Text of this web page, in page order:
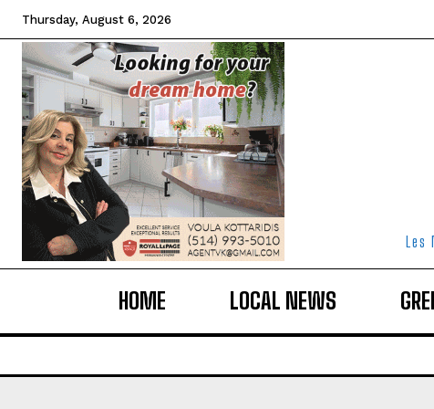
Thursday, August 6, 2026
Les
HOME LOCAL NEWS